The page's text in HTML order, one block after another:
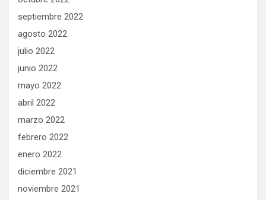
septiembre 2022
agosto 2022
julio 2022
junio 2022
mayo 2022
abril 2022
marzo 2022
febrero 2022
enero 2022
diciembre 2021
noviembre 2021